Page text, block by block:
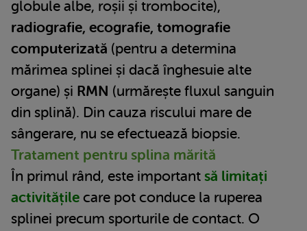
globule albe, roșii și trombocite),
radiografie, ecografie, tomografie
computerizată (pentru a determina
mărimea splinei și dacă înghesuie alte
organe) și RMN (urmărește fluxul sanguin
din splină). Din cauza riscului mare de
sângerare, nu se efectuează biopsie.
Tratament pentru splina mărită
În primul rând, este important să limitați
activitățile care pot conduce la ruperea
splinei precum sporturile de contact. O